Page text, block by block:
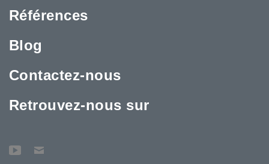
Références
Blog
Contactez-nous
Retrouvez-nous sur